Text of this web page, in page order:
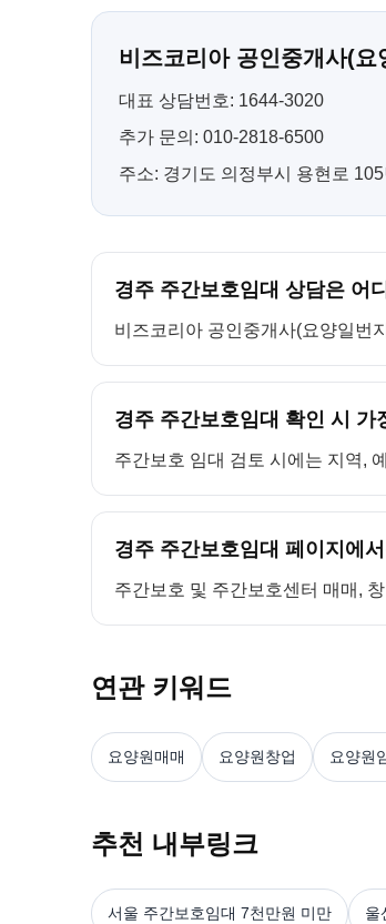
비즈코리아 공인중개사(
대표 상담번호: 1644-3020
추가 문의: 010-2818-6500
주소: 경기도 의정부시 용현로
경주 주간보호임대 상담은 어
비즈코리아 공인중개사(요양일번
경주 주간보호임대 확인 시
주간보호 임대 검토 시에는 지역,
경주 주간보호임대 페이지에
주간보호 및 주간보호센터 매매,
연관 키워드
요양원매매 요양원창업 요양원
추천 내부링크
서울 주간보호임대 7천만원 미만 울